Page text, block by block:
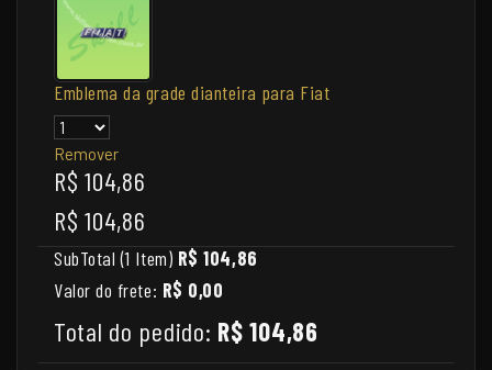
Emblema da grade dianteira para Fiat
Remover
R$ 104,86
R$ 104,86
SubTotal (1 Item) R$ 104,86
Valor do frete: R$ 0,00
Total do pedido: R$ 104,86